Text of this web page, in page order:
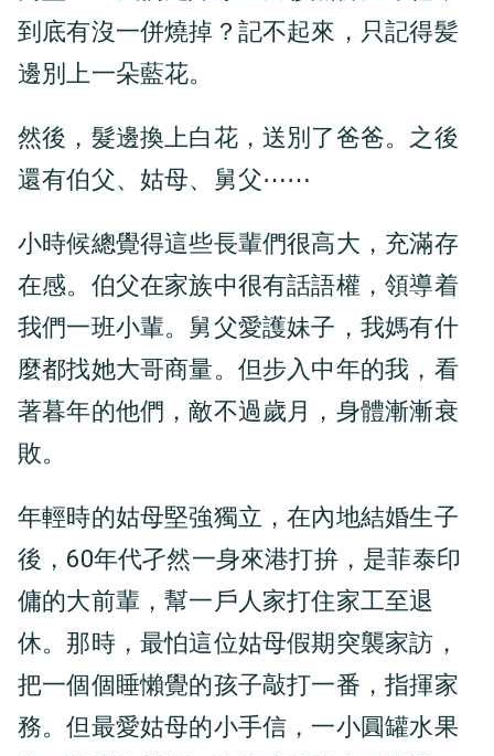
到底有沒一併燒掉？記不起來，只記得髪
邊別上一朵藍花。
然後，髮邊換上白花，送別了爸爸。之後
還有伯父、姑母、舅父⋯⋯
小時候總覺得這些長輩們很高大，充滿存
在感。伯父在家族中很有話語權，領導着
我們一班小輩。舅父愛護妹子，我媽有什
麼都找她大哥商量。但步入中年的我，看
著暮年的他們，敵不過歲月，身體漸漸衰
敗。
年輕時的姑母堅強獨立，在內地結婚生子
後，60年代孑然一身來港打拚，是菲泰印
傭的大前輩，幫一戶人家打住家工至退
休。那時，最怕這位姑母假期突襲家訪，
把一個個睡懶覺的孩子敲打一番，指揮家
務。但最愛姑母的小手信，一小圓罐水果